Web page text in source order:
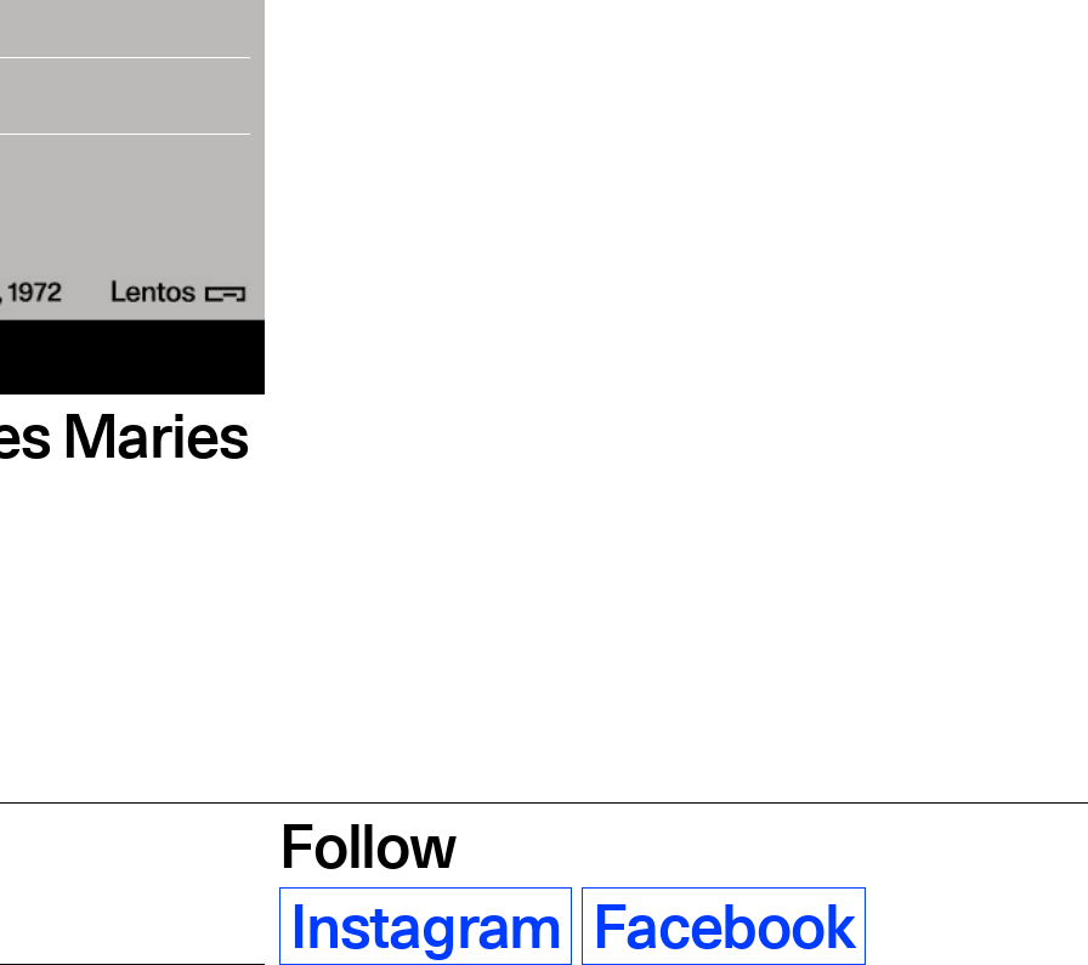
Maries
Follow
Instagram Facebook